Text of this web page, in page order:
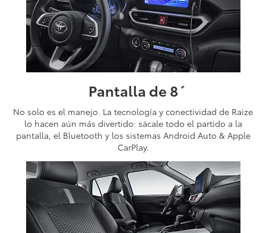
Pantalla de 8´´
No solo es el manejo. La tecnología y conectividad de Raize
lo hacen aún más divertido: sácale todo el partido a la
pantalla, el Bluetooth y los sistemas Android Auto & Apple
CarPlay.